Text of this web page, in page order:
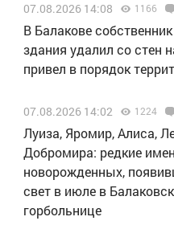
07.08.2026 14:08 1166
В Балакове
здания удалил со стен
привел в порядок
07.08.2026 14:02 1224
Луиза, Яромир, Алиса,
Добромира: редкие
новорожденных,
свет в июле в
горбольнице